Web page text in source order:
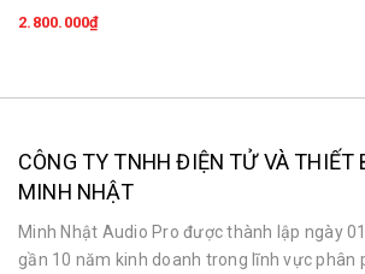
2.800.000₫
CÔNG TY TNHH ĐIỆN TỬ VÀ THIẾT
MINH NHẬT
Minh Nhật Audio Pro được thành lập ngày
gần 10 năm kinh doanh trong lĩnh vực phân